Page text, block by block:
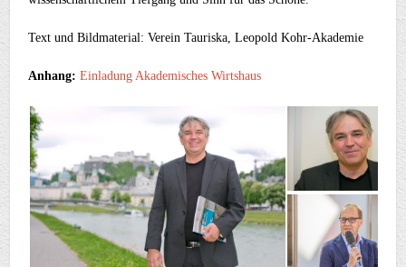
Text und Bildmaterial: Verein Tauriska, Leopold Kohr-Akademie
Anhang: Einladung Akademisches Wirtshaus